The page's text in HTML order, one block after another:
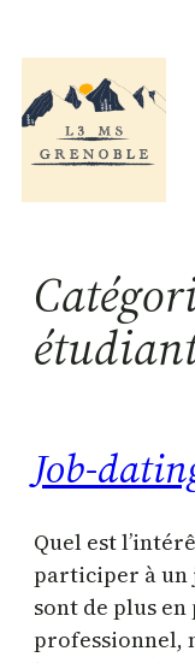
au
contenu
Job-
Quel est
participer à un
sont de plus
professionnel,